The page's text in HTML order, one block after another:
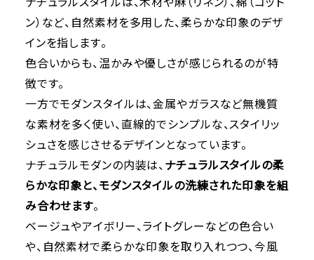
ン）など、自然素材を多用した、柔らかな印象のデザ
インを指します。
色合いからも、温かみや優しさが感じられるのが特
徴です。
一方でモダンスタイルは、金属やガラスなど無機質
な素材を多く使い、直線的でシンプルな、スタイリッ
シュさを感じさせるデザインとなっています。
ナチュラルモダンの内装は、 ナチュラルスタイルの柔
らかな印象と、モダンスタイルの洗練された印象を組
み合わせます。
ベージュやアイボリー、ライトグレーなどの色合い
や、自然素材で柔らかな印象を取り入れつつ、今風